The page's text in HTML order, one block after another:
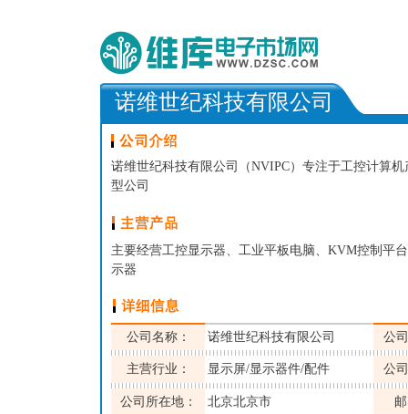
诺维世纪科技有限公司
诺维世纪科技有限公司（NVIPC）专注于工控计算
型公司
主要经营工控显示器、工业平板电脑、KVM控制平
示器
公司名称： 诺维世纪科技有限公司 公
主营行业： 显示屏/显示器件/配件 公
公司所在地： 北京北京市